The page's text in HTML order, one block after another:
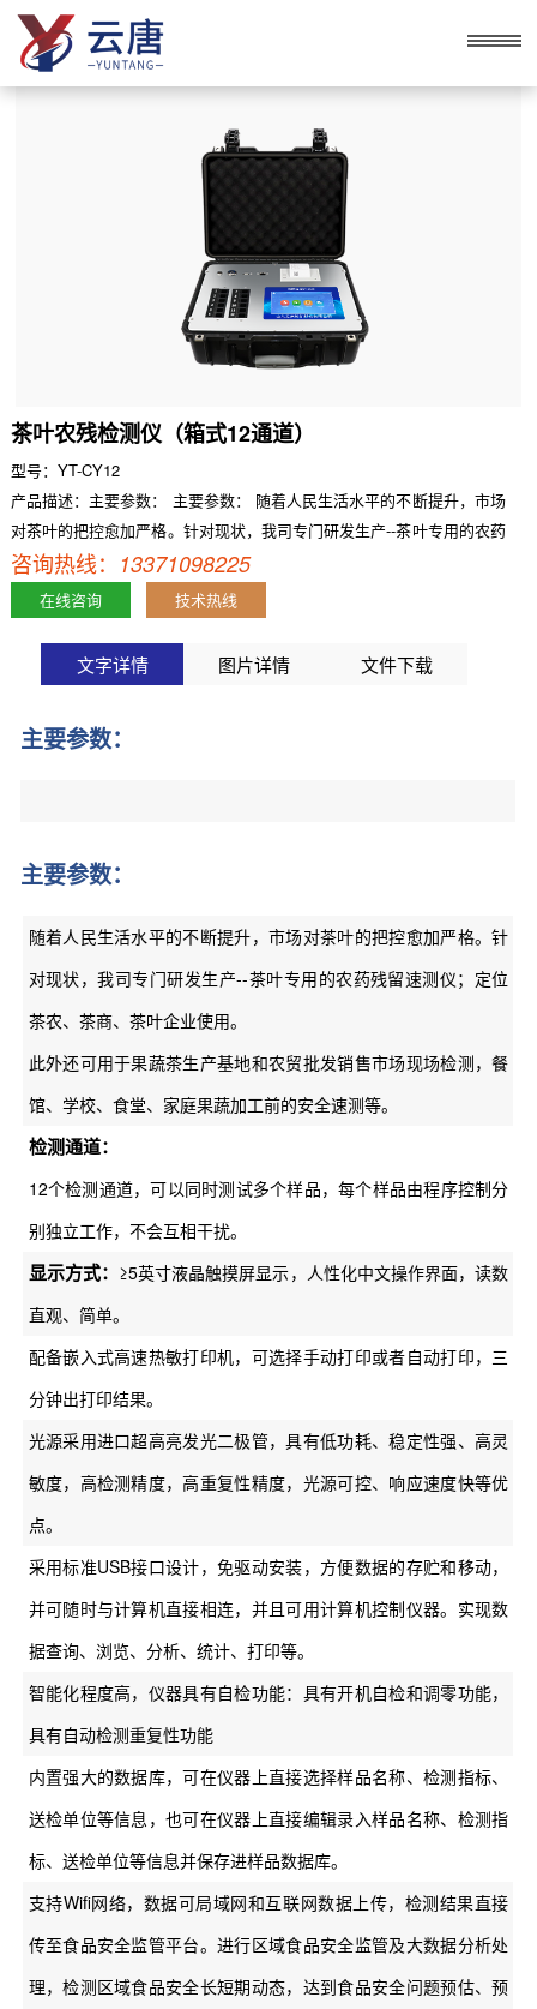
茶叶农残检测仪（箱式12通道）
型号：YT-CY12
产品描述：主要参数： 主要参数： 随着人民生活水平的不断提升，市场
对茶叶的把控愈加严格。针对现状，我司专门研发生产--茶叶专用的农药
残留速测仪；定位茶农、茶商、茶叶企业使用。此外还可用于果蔬茶生
产基地和农贸批发销售市场现场检测，餐馆、学【详情】
咨询热线： 13371098225
在线咨询 技术热线
文字详情 图片详情 文件下载
主要参数：
主要参数：
随着人民生活水平的不断提升，市场对茶叶的把控愈加严格。针
对现状，我司专门研发生产--茶叶专用的农药残留速测仪；定位
茶农、茶商、茶叶企业使用。
此外还可用于果蔬茶生产基地和农贸批发销售市场现场检测，餐
馆、学校、食堂、家庭果蔬加工前的安全速测等。
检测通道：
12个检测通道，可以同时测试多个样品，每个样品由程序控制分
别独立工作，不会互相干扰。
显示方式： ≥5英寸液晶触摸屏显示，人性化中文操作界面，读数
直观、简单。
配备嵌入式高速热敏打印机，可选择手动打印或者自动打印，三
分钟出打印结果。
光源采用进口超高亮发光二极管，具有低功耗、稳定性强、高灵
敏度，高检测精度，高重复性精度，光源可控、响应速度快等优
点。
采用标准USB接口设计，免驱动安装，方便数据的存贮和移动，
并可随时与计算机直接相连，并且可用计算机控制仪器。实现数
据查询、浏览、分析、统计、打印等。
智能化程度高，仪器具有自检功能：具有开机自检和调零功能，
具有自动检测重复性功能
内置强大的数据库，可在仪器上直接选择样品名称、检测指标、
送检单位等信息，也可在仪器上直接编辑录入样品名称、检测指
标、送检单位等信息并保存进样品数据库。
支持Wifi网络，数据可局域网和互联网数据上传，检测结果直接
传至食品安全监管平台。进行区域食品安全监管及大数据分析处
理，检测区域食品安全长短期动态，达到食品安全问题预估、预